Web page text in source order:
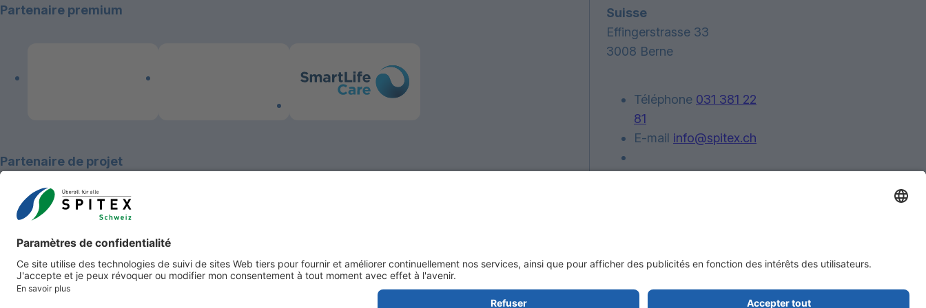
Partenaire premium
Partenaire de projet
Suisse
Effingerstrasse 33
3008 Berne
Téléphone 031 381 22
81
E-mail info@spitex.ch